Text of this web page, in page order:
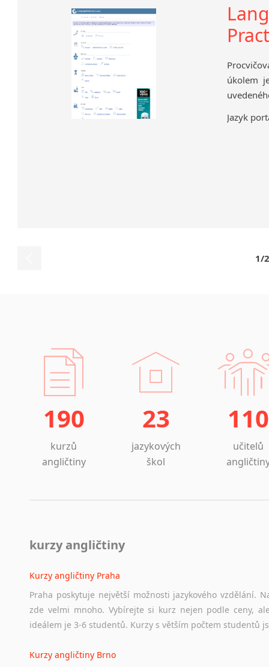
úkolem
Jazyk
1/2
190
kurzů
angličtiny
23
jazykových
škol
110
učitelů
kurzy angličtiny
Kurzy angličtiny Praha
Praha poskytuje největší možnosti jazykového vzdělání.
zde velmi mnoho. Vybírejte si kurz nejen podle ceny,
ideálem je 3-6 studentů. Kurzy s větším počtem studentů
Kurzy angličtiny Brno